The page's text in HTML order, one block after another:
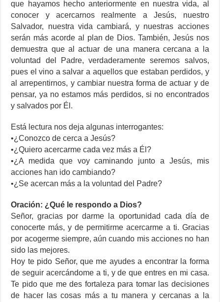
que hayamos hecho anteriormente en nuestra vida, al
conocer y acercarnos realmente a Jesús, nuestro
Salvador, nuestra vida cambiará, y nuestras acciones
serán más acorde al plan de Dios. También, Jesús nos
demuestra que al actuar de una manera cercana a la
voluntad del Padre, verdaderamente seremos salvos,
pues el vino a salvar a aquellos que estaban perdidos, y
al arrepentirnos, y cambiar nuestra forma de actuar y de
pensar, ya no estamos más perdidos, si no encontrados
y salvados por Él.
Está lectura nos deja algunas interrogantes:
•¿Conozco de cerca a Jesús?
•¿Quiero acercarme cada vez más a Él?
•¿A medida que voy caminando junto a Jesús, mis
acciones han ido cambiando?
•¿Se acercan más a la voluntad del Padre?
Oración: ¿Qué le respondo a Dios?
Señor, gracias por darme la oportunidad cada día de
conocerte más, y de permitirme acercarme a ti. Gracias
por acogerme siempre, aún cuando mis acciones no han
sido las mejores.
Hoy te pido Señor, que me ayudes a encontrar la forma
de seguir acercándome a ti, y de que entres en mi casa.
Te pido que me des fortaleza para tomar las decisiones
de hacer las cosas más a tu manera y cercanas a la